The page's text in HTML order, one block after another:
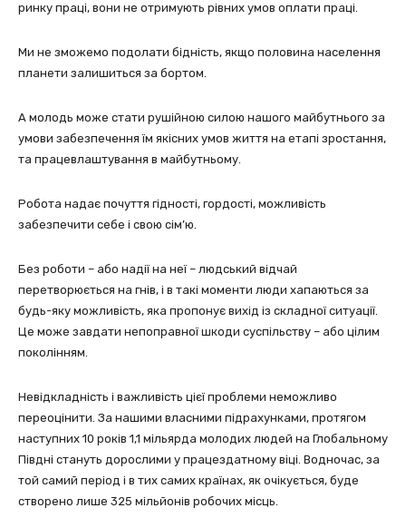
ринку праці, вони не отримують рівних умов оплати праці.
Ми не зможемо подолати бідність, якщо половина населення
планети залишиться за бортом.
А молодь може стати рушійною силою нашого майбутнього за
умови забезпечення їм якісних умов життя на етапі зростання,
та працевлаштування в майбутньому.
Робота надає почуття гідності, гордості, можливість
забезпечити себе і свою сім’ю.
Без роботи – або надії на неї – людський відчай
перетворюється на гнів, і в такі моменти люди хапаються за
будь-яку можливість, яка пропонує вихід із складної ситуації.
Це може завдати непоправної шкоди суспільству – або цілим
поколінням.
Невідкладність і важливість цієї проблеми неможливо
переоцінити. За нашими власними підрахунками, протягом
наступних 10 років 1,1 мільярда молодих людей на Глобальному
Півдні стануть дорослими у працездатному віці. Водночас, за
той самий період і в тих самих країнах, як очікується, буде
створено лише 325 мільйонів робочих місць.